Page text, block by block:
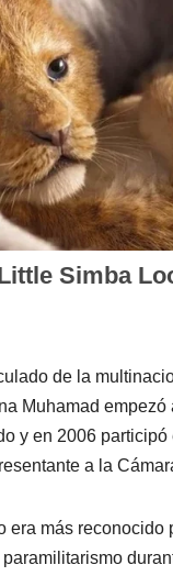
de la
Muhamad
y en 2006
a la
era más